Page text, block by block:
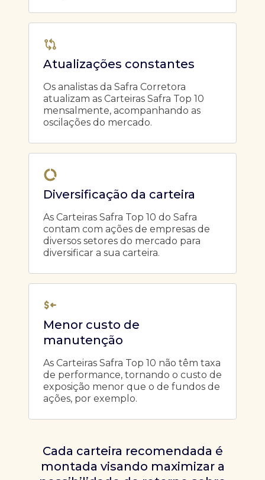
Atualizações constantes
Os analistas da Safra Corretora
atualizam as Carteiras Safra Top 10
mensalmente, acompanhando as
oscilações do mercado.
Diversificação da carteira
As Carteiras Safra Top 10 do Safra
contam com ações de empresas de
diversos setores do mercado para
diversificar a sua carteira.
Menor custo de
manutenção
As Carteiras Safra Top 10 não têm taxa
de performance, tornando o custo de
exposição menor que o de fundos de
ações, por exemplo.
Cada carteira recomendada é
montada visando maximizar a